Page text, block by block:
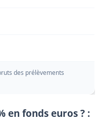
des prélèvements
en fonds euros ? :